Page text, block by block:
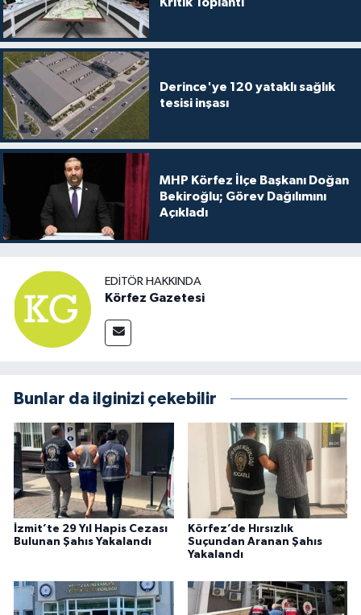
Derince'ye 120 yataklı sağlık
tesisi inşası
MHP Körfez İlçe Başkanı Doğan
Bekiroğlu; Görev Dağılımını
Açıkladı
EDITÖR HAKKINDA
Körfez Gazetesi
Bunlar da ilginizi çekebilir
İzmit’te 29 Yıl Hapis Cezası
Bulunan Şahıs Yakalandı
Körfez’de Hırsızlık
Suçundan Aranan Şahıs
Yakalandı